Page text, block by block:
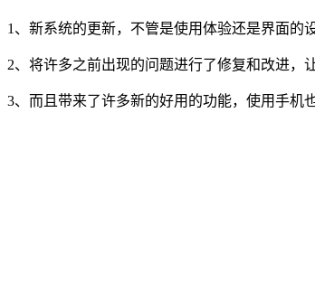
1、新系统的更新，不管是使用体验还是界面的
2、将许多之前出现的问题进行了修复和改进，
3、而且带来了许多新的好用的功能，使用手机